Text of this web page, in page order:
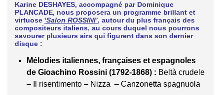
Karine DESHAYES, accompagné par Dominique
PLANCADE, nous proposera un programme brillant et
virtuose ‘Salon ROSSINI’, autour du plus français des
compositeurs italiens, au cours duquel nous pourrons
savourer plusieurs airs qui figurent dans son dernier
disque :
Mélodies italiennes, françaises et espagnoles
de Gioachino Rossini (1792-1868) : Beltà crudele
– Il risentimento – Nizza – Canzonetta spagnuola